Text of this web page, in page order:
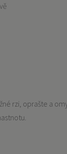
rzi, oprašte a